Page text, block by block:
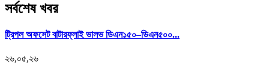
সর্বশেষ খবর
ট্রিপল অফসেট বাটারফ্লাই ভালভ ডিএন১৫০–ডিএন৫০০...
২৬,০৫,২৬